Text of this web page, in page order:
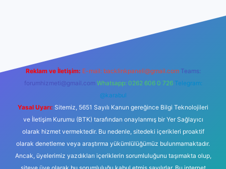
Reklam ve İletişim: E-mail: backlinkpaneli@gmail.com Teams:
forumhizmeti@gmail.com Whatsapp: 0262 606 0 726 Telegram:
@karabul
Yasal Uyarı: Sitemiz, 5651 Sayılı Kanun gereğince Bilgi Teknolojileri
ve İletişim Kurumu (BTK) tarafından onaylanmış bir Yer Sağlayıcı
olarak hizmet vermektedir. Bu nedenle, sitedeki içerikleri proaktif
olarak denetleme veya araştırma yükümlülüğümüz bulunmamaktadır.
Ancak, üyelerimiz yazdıkları içeriklerin sorumluluğunu taşımakta olup,